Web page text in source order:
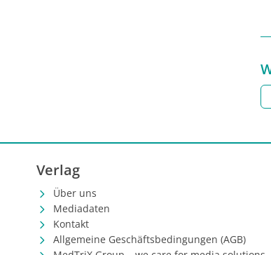
Verlag
Über uns
Mediadaten
Kontakt
Allgemeine Geschäftsbedingungen (AGB)